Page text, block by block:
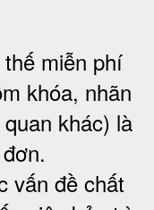
miễn phí
khóa, nhãn
khác) là
.
vấn đề chất